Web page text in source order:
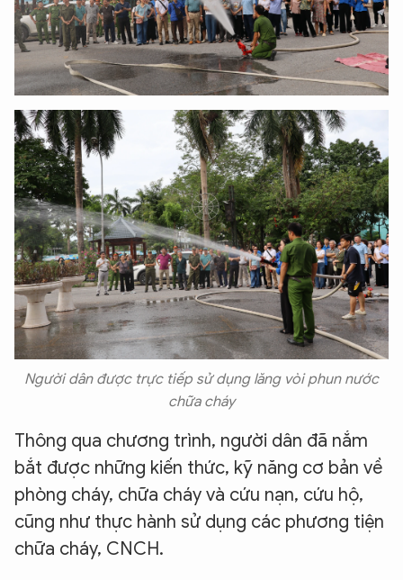
Người dân được trực tiếp sử dụng lăng vòi phun nước
chữa cháy
Thông qua chương trình, người dân đã nắm
bắt được những kiến thức, kỹ năng cơ bản về
phòng cháy, chữa cháy và cứu nạn, cứu hộ,
cũng như thực hành sử dụng các phương tiện
chữa cháy, CNCH.
XIN CHÀO,
TÔI LÀ CHATBOT CỦA